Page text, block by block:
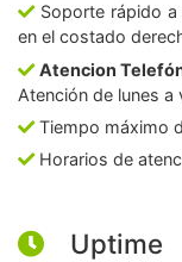
Soporte rápido
en el costado
Atencion
Atención de lunes a
Tiempo máximo
Horarios de
Uptime